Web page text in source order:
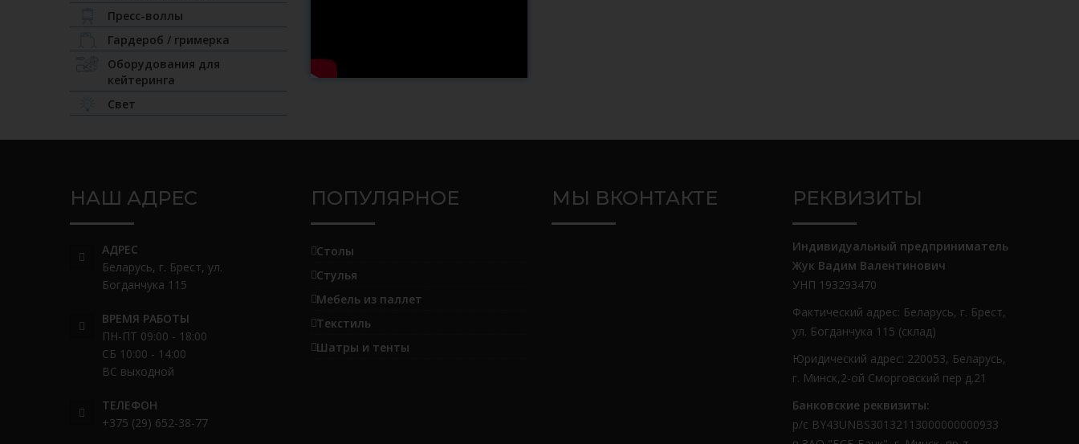
Пресс-воллы
Гардероб / гримерка
Оборудования для
кейтеринга
Свет
НАШ АДРЕС
АДРЕС
Беларусь, г. Брест, ул.
Богданчука 115
ВРЕМЯ РАБОТЫ
ПН-ПТ 09:00 - 18:00
СБ 10:00 - 14:00
ВС выходной
ТЕЛЕФОН
+375 (29) 652-38-77
ПОПУЛЯРНОЕ
Столы
Стулья
Мебель из паллет
Текстиль
Шатры и тенты
МЫ ВКОНТАКТЕ РЕКВИЗИТЫ
Индивидуальный предприниматель
Жук Вадим Валентинович
УНП 193293470
Фактический адрес: Беларусь, г. Брест,
ул. Богданчука 115 (склад)
Юридический адрес: 220053, Беларусь,
г. Минск,2-ой Сморговский пер д.21
Банковские реквизиты:
р/с BY43UNBS30132113000000000933